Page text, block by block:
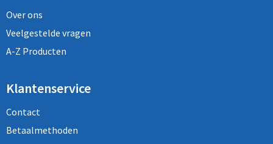
Over ons
Veelgestelde vragen
A-Z Producten
Klantenservice
Contact
Betaalmethoden